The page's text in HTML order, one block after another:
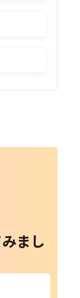
まし